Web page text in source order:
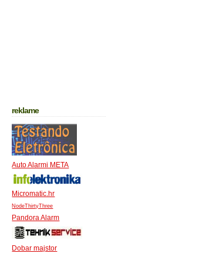
reklame
Auto Alarmi META
Micromatic.hr
NodeThirtyThree
Pandora Alarm
Dobar majstor